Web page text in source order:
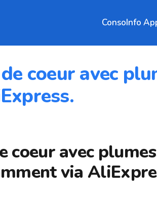
ConsoInfo
coeur avec
coeur avec
via